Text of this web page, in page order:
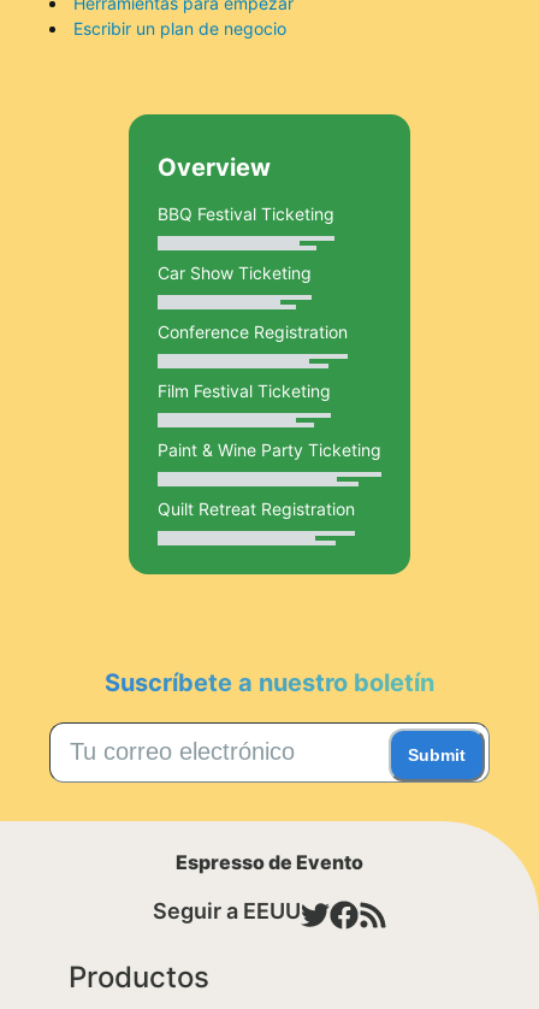
Escribir un plan de negocio
Overview
BBQ Festival Ticketing
Car Show Ticketing
Conference Registration
Film Festival Ticketing
Paint & Wine Party Ticketing
Quilt Retreat Registration
Suscríbete a nuestro boletín
Submit
Espresso de Evento
Seguir a EEUU
Productos